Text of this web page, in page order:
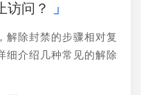
访问？
解除封禁的步骤相对复
细介绍几种常见的解除